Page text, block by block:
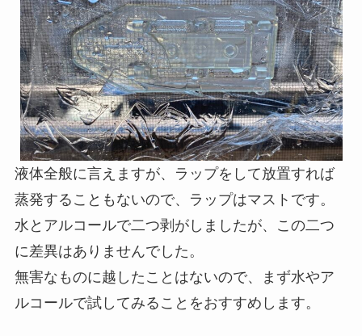
液体全般に言えますが、ラップをして放置すれば
蒸発することもないので、ラップはマストです。
水とアルコールで二つ剥がしましたが、この二つ
に差異はありませんでした。
無害なものに越したことはないので、まず水やア
ルコールで試してみることをおすすめします。